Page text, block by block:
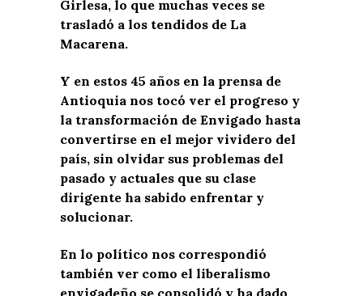
Girlesa, lo que muchas veces se
trasladó a los tendidos de La
Macarena.
Y en estos 45 años en la prensa de
Antioquia nos tocó ver el progreso y
la transformación de Envigado hasta
convertirse en el mejor vividero del
país, sin olvidar sus problemas del
pasado y actuales que su clase
dirigente ha sabido enfrentar y
solucionar.
En lo político nos correspondió
también ver como el liberalismo
envigadeño se consolidó y ha dado